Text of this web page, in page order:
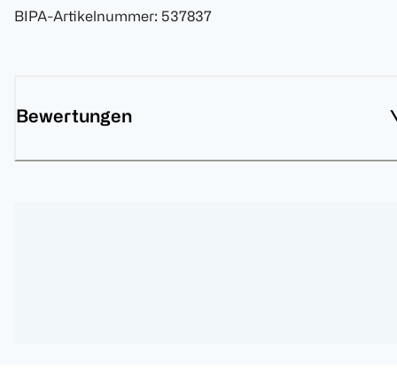
BIPA-Artikelnummer: 537837
Bewertungen